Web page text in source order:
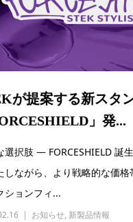
が提案する新スタ
」発...
選択肢 ― FORCESHIELD 誕
しながら、より戦略的な価
ションフィ...
お知らせ, 新製品情報